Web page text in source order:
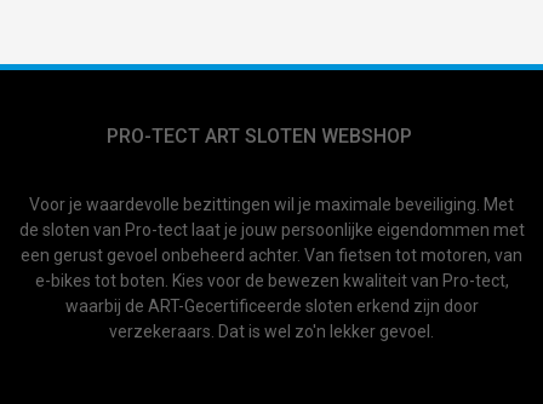
PRO-TECT ART SLOTEN WEBSHOP
Voor je waardevolle bezittingen wil je maximale beveiliging. Met
de sloten van Pro-tect laat je jouw persoonlijke eigendommen met
een gerust gevoel onbeheerd achter. Van fietsen tot motoren, van
e-bikes tot boten. Kies voor de bewezen kwaliteit van Pro-tect,
waarbij de ART-Gecertificeerde sloten erkend zijn door
verzekeraars. Dat is wel zo'n lekker gevoel.